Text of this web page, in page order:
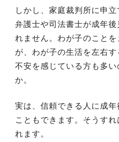
しかし、家庭裁判所に申
弁護士や司法書士が成年
れません。わが子のことを
が、わが子の生活を左右す
不安を感じている方も多い
か。
実は、信頼できる人に成年
こともできます。そうす
れます。